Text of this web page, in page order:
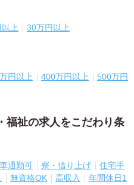
上 30万円以上
円以上 400万円以上
500万円
福祉の求人をこだわり条
車通勤可 寮・借り上げ
住宅手
無資格OK 高収入
年間休日1